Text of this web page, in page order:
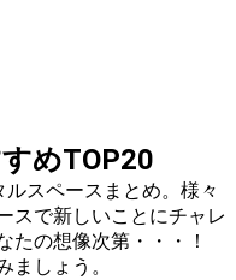
めTOP20
スペースまとめ。様々
スで新しいことにチャレ
たの想像次第・・・！
ましょう。